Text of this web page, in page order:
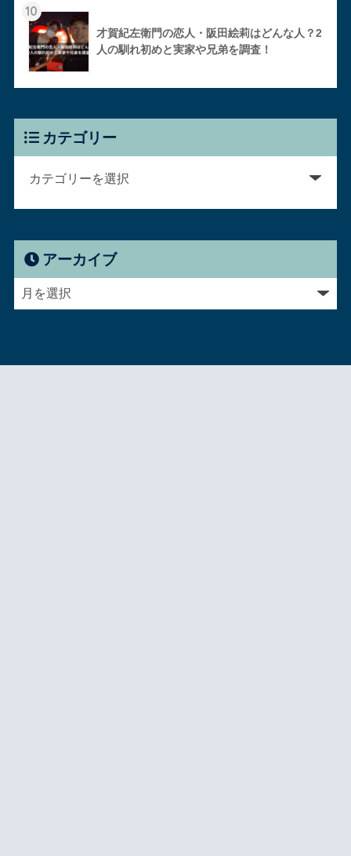
10
才賀紀左衛門の恋人・阪田絵莉はどんな人？2
人の馴れ初めと実家や兄弟を調査！
カテゴリー
アーカイブ